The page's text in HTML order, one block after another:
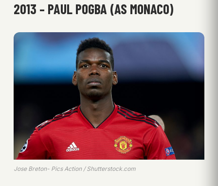
2013 – PAUL POGBA (AS MONACO)
Jose Breton- Pics Action / Shutterstock.com